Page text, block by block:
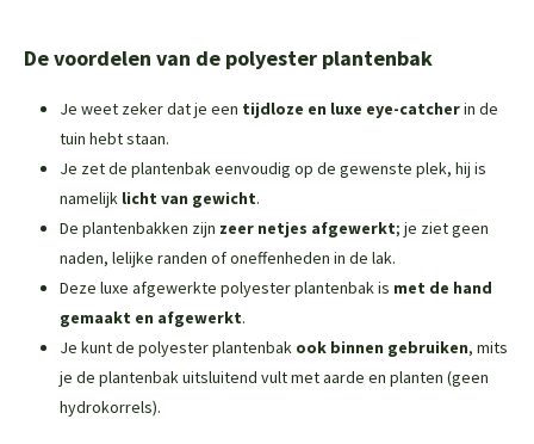
De voordelen van de polyester plantenbak
Je weet zeker dat je een tijdloze en luxe eye-catcherin de
tuin hebt staan.
Je zet de plantenbak eenvoudig op de gewenste plek, hij is
namelijk licht van gewicht.
De plantenbakken zijn zeer netjes afgewerkt; je ziet geen
naden, lelijke randen of oneffenheden in de lak.
Deze luxe afgewerkte polyester plantenbak is met de hand
gemaakt en afgewerkt.
Je kunt de polyester plantenbak ook binnen gebruiken, mits
je de plantenbak uitsluitend vult met aarde en planten (geen
hydrokorrels).